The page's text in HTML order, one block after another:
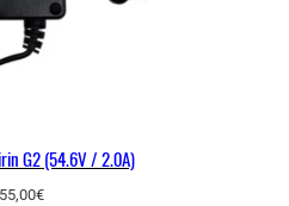
G2 (54.6V / 2.0A)
55,00€